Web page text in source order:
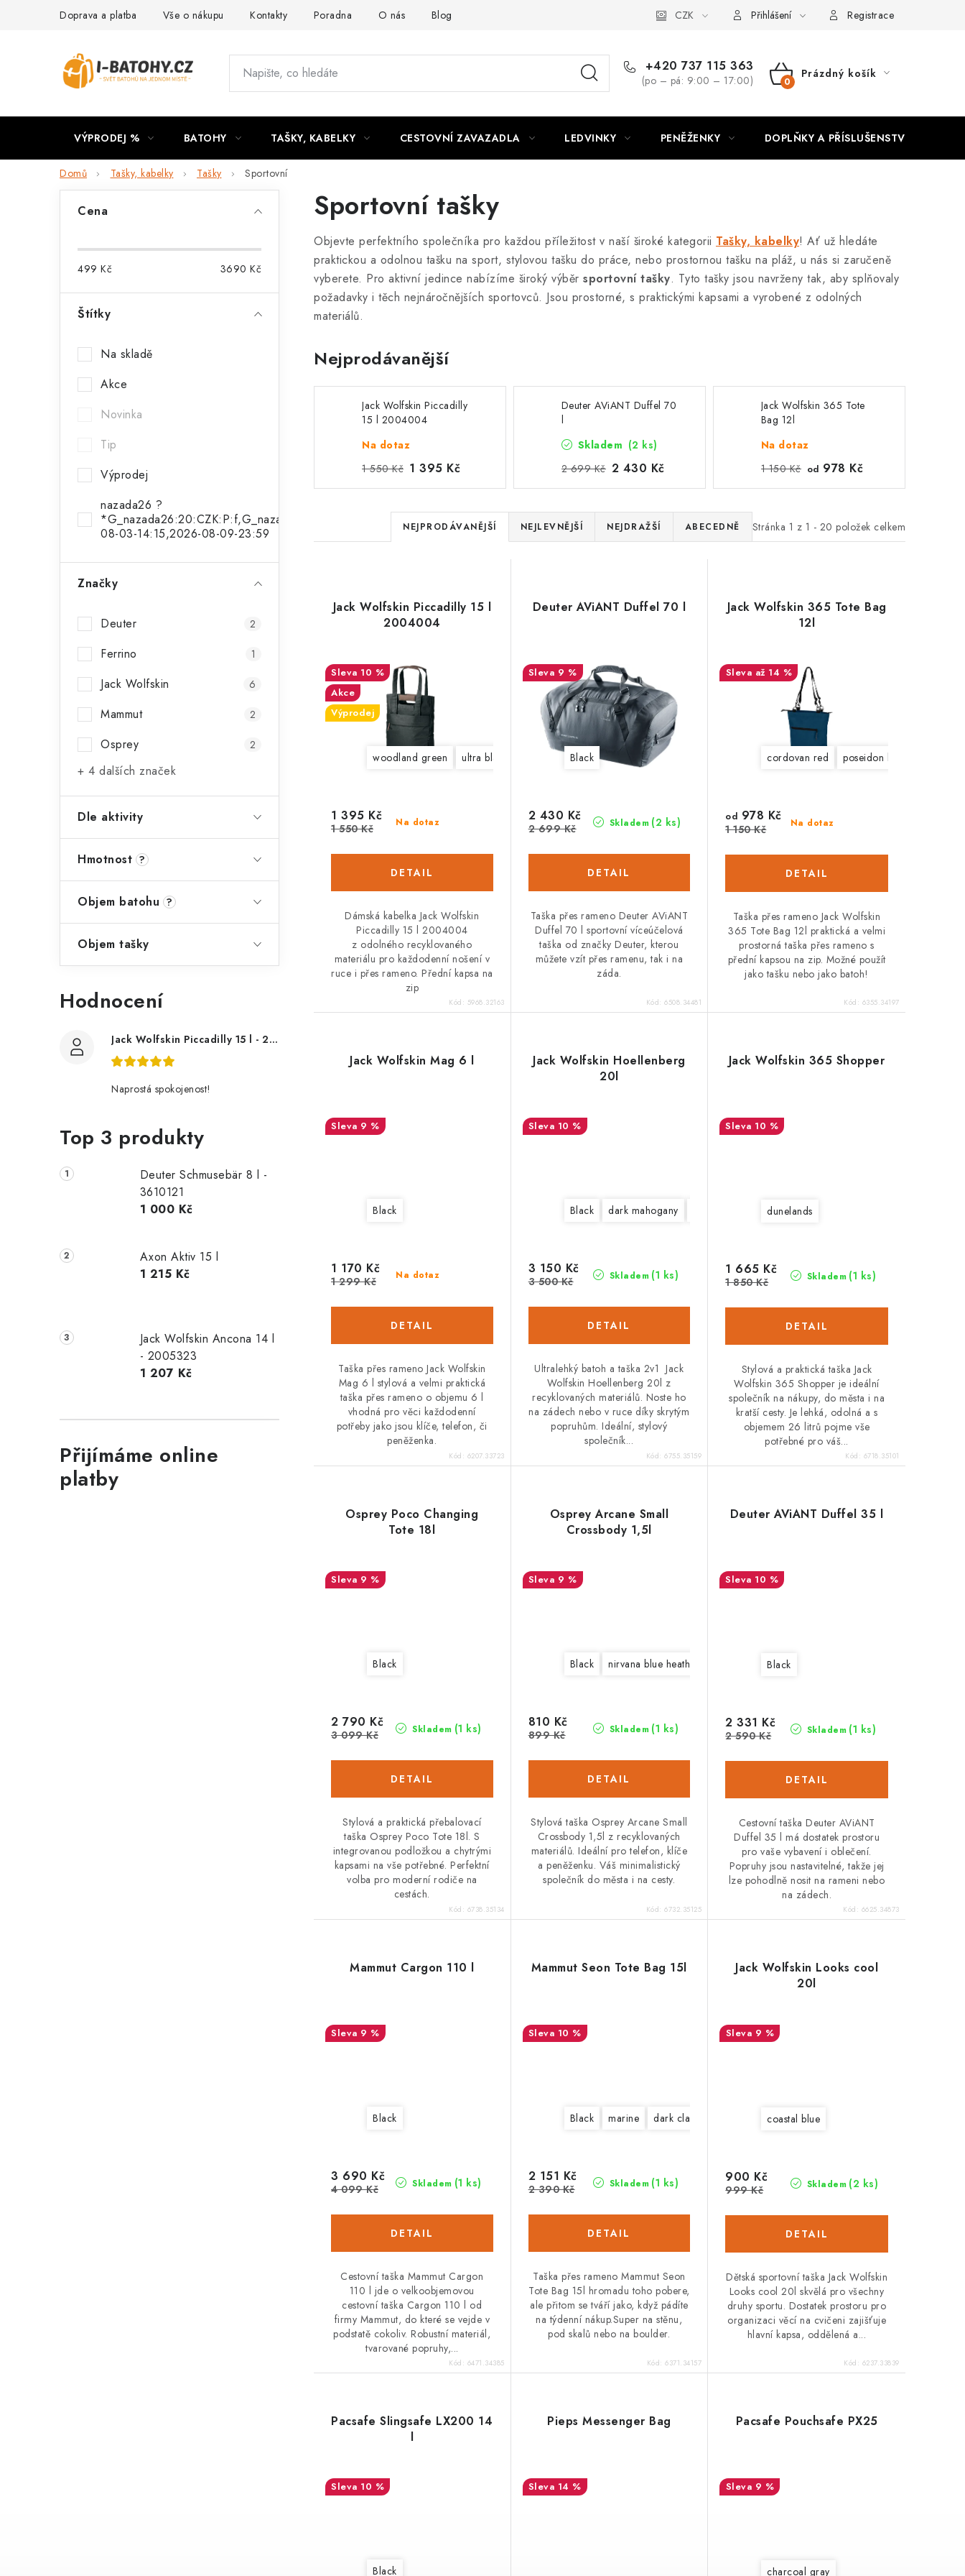
Doprava a platba Vše o nákupu Kontakty Poradna O nás Blog CZK Přihlášení Registrace
+420 737 115 363
(po – pá: 9:00 – 17:00)
NÁKUPNÍ
Prázdný košík
VÝPRODEJ % BATOHY TAŠKY, KABELKY CESTOVNÍ ZAVAZADLA LEDVINKY PENĚŽENKY DOPLŇKY A PŘÍSLUŠENSTVÍ
Domů Tašky, kabelky Tašky Sportovní
t
l
Cena
499 Kč 3690 Kč
Štítky
Na skladě 20
Akce 1
Novinka 0
Tip 0
Výprodej 1
nazada26 ?
*G_nazada26:20:CZK:P:f,G_nazada26a:15:EUR:P:f!2026-
08-03-14:15,2026-08-09-23:59
20
Značky
Deuter 2
Ferrino 1
Jack Wolfskin 6
Mammut 2
Osprey 2
+ 4 dalších značek
Dle aktivity
Hmotnost ?
Objem batohu ?
Objem tašky
Hodnocení
Jack Wolfskin Piccadilly 15 l - 2004005
Naprostá spokojenost!
Top 3 produkty
Deuter Schmusebär 8 l -
3610121
1 000 Kč
Axon Aktiv 15 l
1 215 Kč
Jack Wolfskin Ancona 14 l
- 2005323
1 207 Kč
Přijímáme online
platby
Sportovní tašky
Objevte perfektního společníka pro každou příležitost v naší široké kategorii Tašky, kabelky! Ať už hledáte
praktickou a odolnou tašku na sport, stylovou tašku do práce, nebo prostornou tašku na pláž, u nás si zaručeně
vyberete. Pro aktivní jedince nabízíme široký výběr sportovní tašky. Tyto tašky jsou navrženy tak, aby splňovaly
požadavky i těch nejnáročnějších sportovců. Jsou prostorné, s praktickými kapsami a vyrobené z odolných
materiálů.
Nejprodávanější
Jack Wolfskin Piccadilly
15 l 2004004
Na dotaz
1 550 Kč 1 395 Kč
Deuter AViANT Duffel 70
l
Skladem (2 ks)
2 699 Kč 2 430 Kč
Jack Wolfskin 365 Tote
Bag 12l
Na dotaz
1 150 Kč od 978 Kč
Stránka 1 z 1 - 20 položek celkem
Ř
a
e
n
í
p
r
o
d
k
t
ů
NEJPRODÁVANĚJŠÍ NEJLEVNĚJŠÍ NEJDRAŽŠÍ ABECEDNĚ
p
Jack Wolfskin Piccadilly 15 l
2004004
10 %
Akce
Výprodej
woodland green ultra black rose quartz
Na dotaz
1 395 Kč
1 550 Kč
Dámská kabelka Jack Wolfskin
Piccadilly 15 l 2004004
z odolného recyklovaného
materiálu pro každodenní nošení v
ruce i přes rameno. Přední kapsa na
zip
Kód: 5968.32163
Deuter AViANT Duffel 70 l
9 %
Black
Skladem (2 ks)
2 430 Kč
2 699 Kč
Taška přes rameno Deuter AViANT
Duffel 70 l sportovní víceúčelová
taška od značky Deuter, kterou
můžete vzít přes ramenu, tak i na
záda.
Kód:6508.34481
Jack Wolfskin 365 Tote Bag
12l
až 14 %
cordovan red poseidon blue
Na dotaz
od 978 Kč
1 150 Kč
Taška přes rameno Jack Wolfskin
365 Tote Bag 12l praktická a velmi
prostorná taška přes rameno s
přední kapsou na zip. Možné použít
jako tašku nebo jako batoh!
Kód: 6355.34197
Jack Wolfskin Mag 6 l
9 %
Black
Na dotaz
1 170 Kč
1 299 Kč
Taška přes rameno Jack Wolfskin
Mag 6 l stylová a velmi praktická
taška přes rameno o objemu 6 l
vhodná pro věci každodenní
potřeby jako jsou klíče, telefon, či
peněženka.
Kód: 6207.33723
Jack Wolfskin Hoellenberg
20l
10 %
Black dark mahogany sea shell
Skladem (1 ks)
3 150 Kč
3 500 Kč
Ultralehký batoh a taška 2v1 Jack
Wolfskin Hoellenberg 20l z
recyklovaných materiálů. Noste ho
na zádech nebo v ruce díky skrytým
popruhům. Ideální, stylový
společník...
Kód:6755.35159
Jack Wolfskin 365 Shopper
10 %
dunelands
Skladem (1 ks)
1 665 Kč
1 850 Kč
Stylová a praktická taška Jack
Wolfskin 365 Shopper je ideální
společník na nákupy, do města i na
kratší cesty. Je lehká, odolná a s
objemem 26 litrů pojme vše
potřebné pro váš...
Kód: 6718.35101
Osprey Poco Changing
Tote 18l
9 %
Black
Skladem (1 ks)
2 790 Kč
3 099 Kč
Stylová a praktická přebalovací
taška Osprey Poco Tote 18l. S
integrovanou podložkou a chytrými
kapsami na vše potřebné. Perfektní
volba pro moderní rodiče na
cestách.
Kód: 6738.35134
Osprey Arcane Small
Crossbody 1,5l
9 %
Black nirvana blue heather
Skladem (1 ks)
810 Kč
899 Kč
Stylová taška Osprey Arcane Small
Crossbody 1,5l z recyklovaných
materiálů. Ideální pro telefon, klíče
a peněženku. Váš minimalistický
společník do města i na cesty.
Kód:6732.35125
Deuter AViANT Duffel 35 l
10 %
Black
Skladem (1 ks)
2 331 Kč
2 590 Kč
Cestovní taška Deuter AViANT
Duffel 35 l má dostatek prostoru
pro vaše vybavení i oblečení.
Popruhy jsou nastavitelné, takže jej
lze pohodlně nosit na rameni nebo
na zádech.
Kód: 6625.34873
Mammut Cargon 110 l
9 %
Black
Skladem (1 ks)
3 690 Kč
4 099 Kč
Cestovní taška Mammut Cargon
110 l jde o velkoobjemovou
cestovní taška Cargon 110 l od
firmy Mammut, do které se vejde v
podstatě cokoliv. Robustní materiál,
tvarované popruhy,...
Kód: 6471.34385
Mammut Seon Tote Bag 15l
10 %
Black marine dark clay
Skladem (1 ks)
2 151 Kč
2 390 Kč
Taška přes rameno Mammut Seon
Tote Bag 15l hromadu toho pobere,
ale přitom se tváří jako, když pádíte
na týdenní nákup.Super na stěnu,
pod skalů nebo na boulder.
Kód:6371.34157
Jack Wolfskin Looks cool
20l
9 %
coastal blue
Skladem (2 ks)
900 Kč
999 Kč
Dětská sportovní taška Jack Wolfskin
Looks cool 20l skvělá pro všechny
druhy sportu. Dostatek prostoru pro
organizaci věcí na cvičeni zajišťuje
hlavní kapsa, oddělená a...
Kód: 6237.33839
Pacsafe Slingsafe LX200 14
l
10 %
Black
Pieps Messenger Bag
14 %
Pacsafe Pouchsafe PX25
9 %
charcoal gray